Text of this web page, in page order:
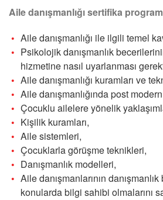
Aile danışmanlığı sertifika
Aile danışmanlığı ile ilgili temel
Psikolojik danışmanlık
hizmetine nasıl uyarlanması
Aile danışmanlığı kuramları ve
Aile danışmanlığında post
Çocuklu ailelere yönelik
Kişilik kuramları,
Aile sistemleri,
Çocuklarla görüşme teknikleri,
Danışmanlık modelleri,
Aile danışmanlarının
konularda bilgi sahibi olmalarını